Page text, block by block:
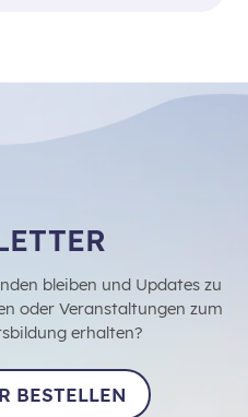
bleiben und Updates zu
oder Veranstaltungen zum
erhalten?
BESTELLEN